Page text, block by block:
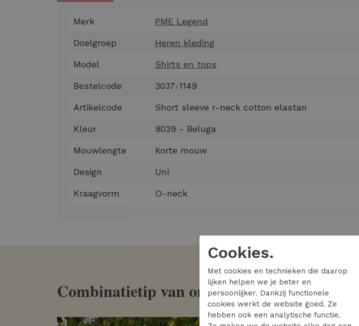
Merk PME Legend
Doelgroep Heren kleding
Model Shirts en tops
Bestelcode 3037-1149
Artikelcode Short sleeve r-neck cotton elastan
Kleur 8039 - Beluga
Mouwlengte Korte mouw
Design Uni
Kraagvorm O-neck
Combinatietip van onze stylisten
PME Legend
Cookies.
Met cookies en technieken die daarop
lijken helpen we je beter en
persoonlijker. Dankzij functionele
cookies werkt de website goed. Ze
hebben ook een analytische functie.